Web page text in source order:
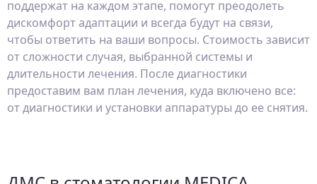
поддержат на каждом этапе, помогут преодолеть
дискомфорт адаптации и всегда будут на связи,
чтобы ответить на ваши вопросы. Стоимость зависит
от сложности случая, выбранной системы и
длительности лечения. После диагностики
предоставим вам план лечения, куда включено все:
от диагностики и установки аппаратуры до ее снятия.